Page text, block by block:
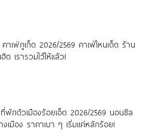
าเฟ่ภูเก็ต 2026/2569 คาเฟ่ไหนเด็ด ร้าน
ต เรารวมไว้ให้แล้ว!
พักตัวเมืองร้อยเอ็ด 2026/2569 นอนชิล
งเมือง ราคาเบา ๆ เริ่มแค่หลักร้อย!